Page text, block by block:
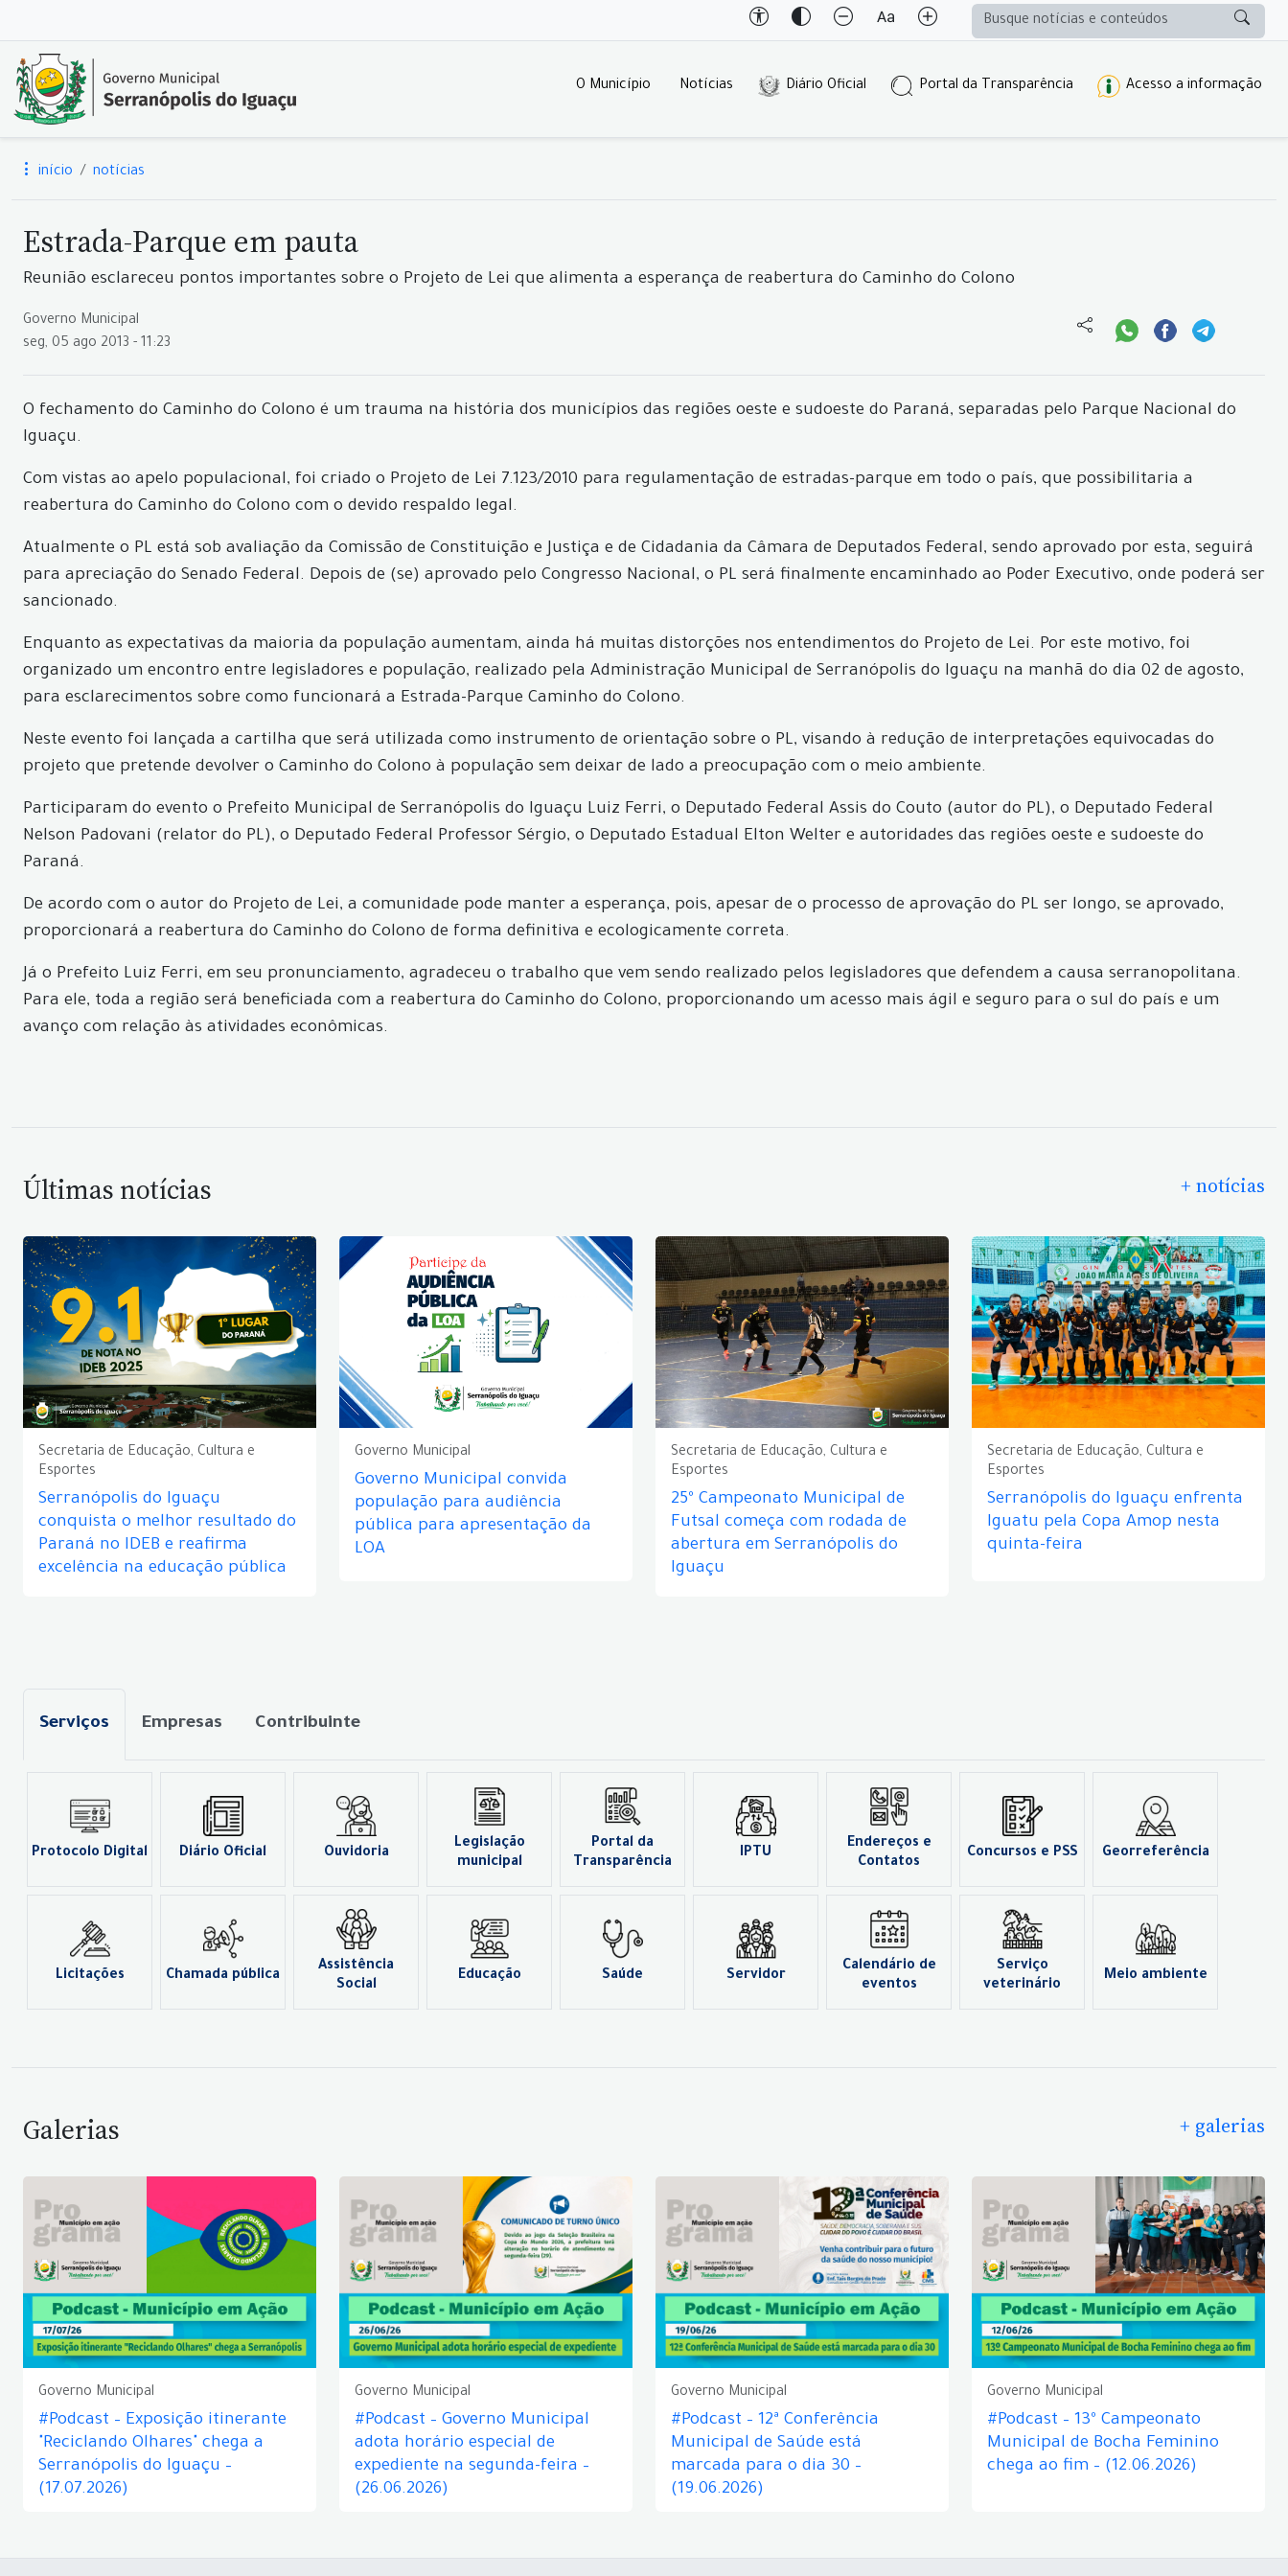
O Município Notícias Diário Oficial Portal da Transparência Acesso a informação
início notícias
Estrada-Parque em pauta
Reunião esclareceu pontos importantes sobre o Projeto de Lei que alimenta a esperança de reabertura do Caminho do Colono
Governo Municipal
seg, 05 ago 2013 - 11:23
O fechamento do Caminho do Colono é um trauma na história dos municípios das regiões oeste e sudoeste do Paraná, separadas pelo Parque Nacional do
Iguaçu.
Com vistas ao apelo populacional, foi criado o Projeto de Lei 7.123/2010 para regulamentação de estradas-parque em todo o país, que possibilitaria a
reabertura do Caminho do Colono com o devido respaldo legal.
Atualmente o PL está sob avaliação da Comissão de Constituição e Justiça e de Cidadania da Câmara de Deputados Federal, sendo aprovado por esta, seguirá
para apreciação do Senado Federal. Depois de (se) aprovado pelo Congresso Nacional, o PL será finalmente encaminhado ao Poder Executivo, onde poderá ser
sancionado.
Enquanto as expectativas da maioria da população aumentam, ainda há muitas distorções nos entendimentos do Projeto de Lei. Por este motivo, foi
organizado um encontro entre legisladores e população, realizado pela Administração Municipal de Serranópolis do Iguaçu na manhã do dia 02 de agosto,
para esclarecimentos sobre como funcionará a Estrada-Parque Caminho do Colono.
Neste evento foi lançada a cartilha que será utilizada como instrumento de orientação sobre o PL, visando à redução de interpretações equivocadas do
projeto que pretende devolver o Caminho do Colono à população sem deixar de lado a preocupação com o meio ambiente.
Participaram do evento o Prefeito Municipal de Serranópolis do Iguaçu Luiz Ferri, o Deputado Federal Assis do Couto (autor do PL), o Deputado Federal
Nelson Padovani (relator do PL), o Deputado Federal Professor Sérgio, o Deputado Estadual Elton Welter e autoridades das regiões oeste e sudoeste do
Paraná.
De acordo com o autor do Projeto de Lei, a comunidade pode manter a esperança, pois, apesar de o processo de aprovação do PL ser longo, se aprovado,
proporcionará a reabertura do Caminho do Colono de forma definitiva e ecologicamente correta.
Já o Prefeito Luiz Ferri, em seu pronunciamento, agradeceu o trabalho que vem sendo realizado pelos legisladores que defendem a causa serranopolitana.
Para ele, toda a região será beneficiada com a reabertura do Caminho do Colono, proporcionando um acesso mais ágil e seguro para o sul do país e um
avanço com relação às atividades econômicas.
Últimas notícias + notícias
Secretaria de Educação, Cultura e
Esportes
Serranópolis do Iguaçu
conquista o melhor resultado do
Paraná no IDEB e reafirma
excelência na educação pública
Governo Municipal
Governo Municipal convida
população para audiência
pública para apresentação da
LOA
Secretaria de Educação, Cultura e
Esportes
25º Campeonato Municipal de
Futsal começa com rodada de
abertura em Serranópolis do
Iguaçu
Secretaria de Educação, Cultura e
Esportes
Serranópolis do Iguaçu enfrenta
Iguatu pela Copa Amop nesta
quinta-feira
Serviços Empresas Contribuinte
Protocolo Digital Diário Oficial Ouvidoria
Legislação
municipal
Portal da
Transparência
IPTU
Endereços e
Contatos
Concursos e PSS Georreferência
Licitações Chamada pública
Assistência
Social
Educação Saúde Servidor
Calendário de
eventos
Serviço
veterinário
Meio ambiente
Galerias + galerias
Governo Municipal
#Podcast – Exposição itinerante
"Reciclando Olhares" chega a
Serranópolis do Iguaçu –
(17.07.2026)
Governo Municipal
#Podcast – Governo Municipal
adota horário especial de
expediente na segunda-feira –
(26.06.2026)
Governo Municipal
#Podcast – 12ª Conferência
Municipal de Saúde está
marcada para o dia 30 –
(19.06.2026)
Governo Municipal
#Podcast – 13º Campeonato
Municipal de Bocha Feminino
chega ao fim – (12.06.2026)